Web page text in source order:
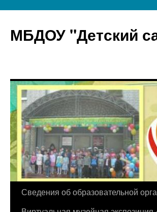
МБДОУ "Детский
Перейти
Сведения об образовательной